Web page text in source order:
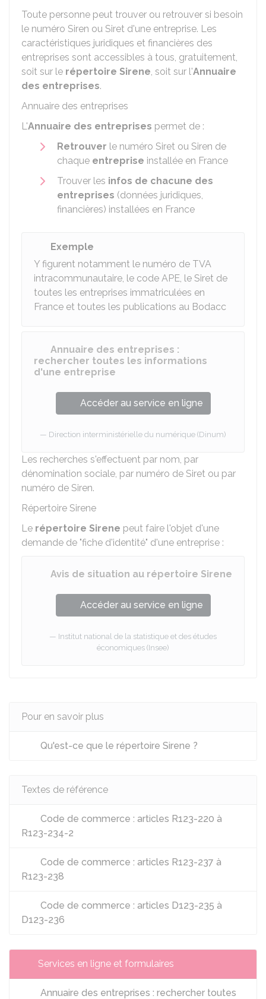
Toute personne peut trouver ou retrouver si besoin
le numéro Siren ou Siret d'une entreprise. Les
caractéristiques juridiques et financières des
entreprises sont accessibles à tous, gratuitement,
soit sur le répertoire Sirene, soit sur l'Annuaire
des entreprises.
Annuaire des entreprises
L'Annuaire des entreprises permet de :
Retrouver le numéro Siret ou Siren de
chaque entreprise installée en France
Trouver les infos de chacune des
entreprises (données juridiques,
financières) installées en France
Exemple
Y figurent notamment le numéro de TVA
intracommunautaire, le code APE, le Siret de
toutes les entreprises immatriculées en
France et toutes les publications au Bodacc
Annuaire des entreprises :
rechercher toutes les informations
d'une entreprise
Accéder au service en ligne
Direction interministérielle du numérique (Dinum)
Les recherches s'effectuent par nom, par
dénomination sociale, par numéro de Siret ou par
numéro de Siren.
Répertoire Sirene
Le répertoire Sirene peut faire l'objet d'une
demande de "fiche d'identité" d'une entreprise :
Avis de situation au répertoire Sirene
Accéder au service en ligne
Institut national de la statistique et des études
économiques (Insee)
Pour en savoir plus
Qu'est-ce que le répertoire Sirene ?
Textes de référence
Code de commerce : articles R123-220 à
R123-234-2
Code de commerce : articles R123-237 à
R123-238
Code de commerce : articles D123-235 à
D123-236
Services en ligne et formulaires
Annuaire des entreprises : rechercher toutes